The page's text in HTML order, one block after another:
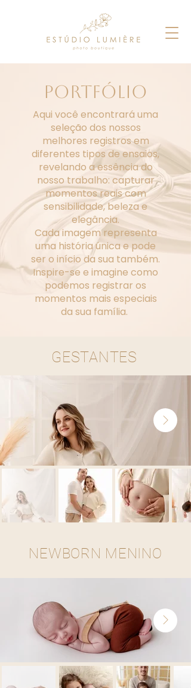
PORTFÓLIO
Aqui você encontrará uma
seleção dos nossos
melhores registros em
diferentes tipos de ensaios,
revelando a essência do
nosso trabalho: capturar
momentos reais com
sensibilidade, beleza e
elegância.
Cada imagem representa
uma história única e pode
ser o início da sua também.
Inspire-se e imagine como
podemos registrar os
momentos mais especiais
da sua família.
GESTANTES
NEWBORN MENINO